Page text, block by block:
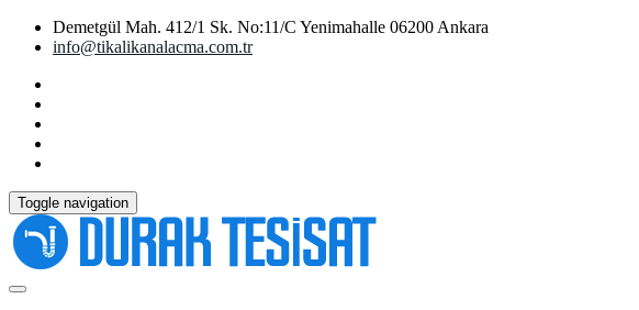
Demetgül Mah. 412/1 Sk. No:11/C Yenimahalle 06200 Ankara
info@tikalikanalacma.com.tr
Toggle navigation